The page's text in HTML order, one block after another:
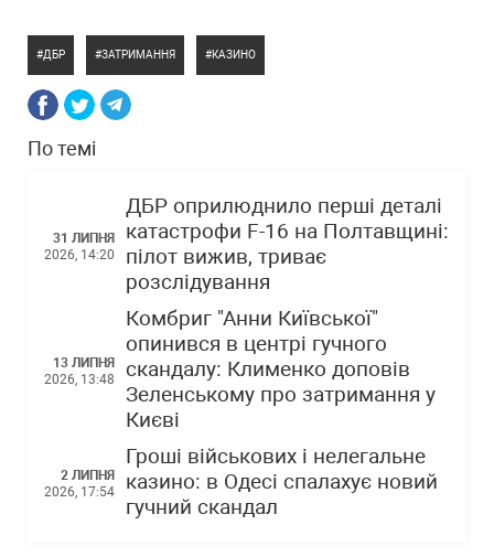
ДБР ЗАТРИМАННЯ КАЗИНО
По темі
31 ЛИПНЯ
2026, 14:20
ДБР оприлюднило перші деталі
катастрофи F-16 на Полтавщині:
пілот вижив, триває
розслідування
13 ЛИПНЯ
2026, 13:48
Комбриг "Анни Київської"
опинився в центрі гучного
скандалу: Клименко доповів
Зеленському про затримання у
Києві
2 ЛИПНЯ
2026, 17:54
Гроші військових і нелегальне
казино: в Одесі спалахує новий
гучний скандал